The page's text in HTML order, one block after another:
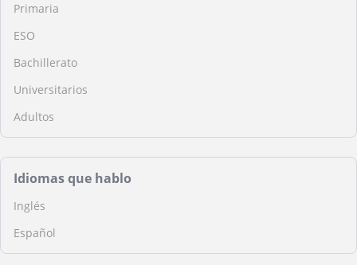
Primaria
ESO
Bachillerato
Universitarios
Adultos
Idiomas que hablo
Inglés
Español